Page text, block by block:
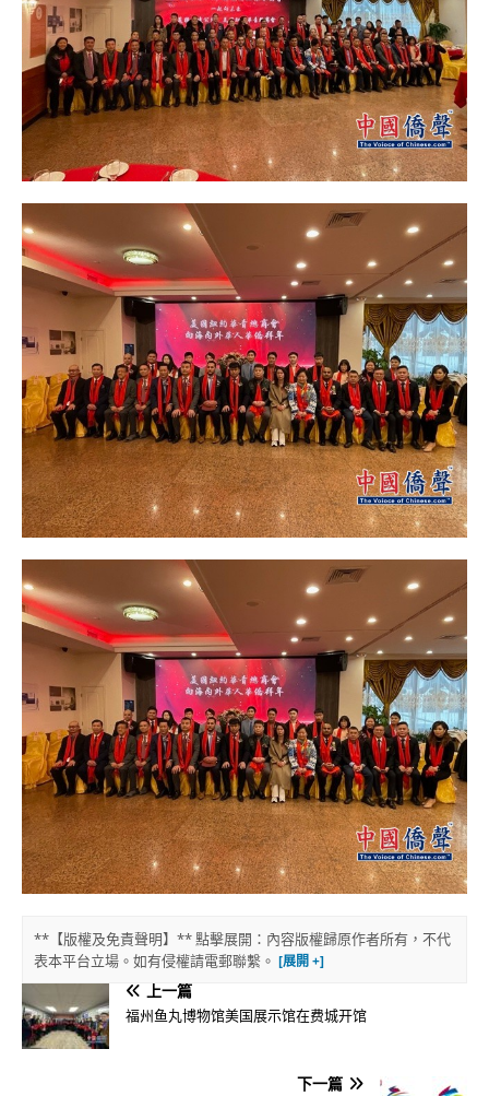
**【版權及免責聲明】** 點擊展開：內容版權歸原作者所有，不代
表本平台立場。如有侵權請電郵聯繫。
上一篇
福州鱼丸博物馆美国展示馆在费城开馆
下一篇